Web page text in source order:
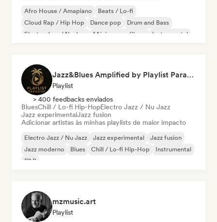
Afro House / Amapiano
Beats / Lo-fi
Cloud Rap / Hip Hop
Dance pop
Drum and Bass
Electro Jazz / Nu Jazz
Música para filmes Instrumental
Jazz&Blues Amplified by Playlist Paradise
Playlist
> 400 feedbacks enviados
BluesChill / Lo-fi Hip-HopElectro Jazz / Nu Jazz
Jazz experimentalJazz fusion
Adicionar artistas às minhas playlists de maior impacto
Electro Jazz / Nu Jazz Jazz experimental
Jazz fusion
Jazz moderno
Blues Chill / Lo-fi Hip-Hop
Instrumental
R&B
mzmusic.art
Playlist